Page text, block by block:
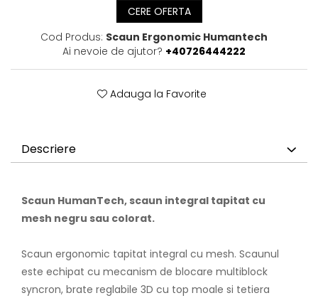
CERE OFERTA
Cod Produs: Scaun Ergonomic Humantech
Ai nevoie de ajutor? +40726444222
Adauga la Favorite
Descriere
Scaun HumanTech, scaun integral tapitat cu
mesh negru sau colorat.
Scaun ergonomic tapitat integral cu mesh. Scaunul
este echipat cu mecanism de blocare multiblock
syncron, brate reglabile 3D cu top moale si tetiera